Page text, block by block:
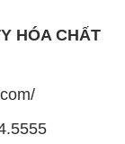
HÓA CHẤT